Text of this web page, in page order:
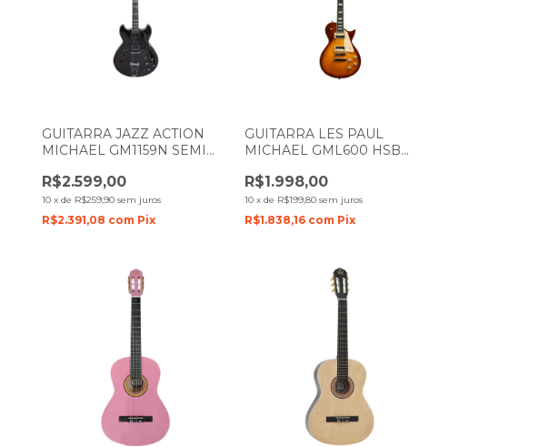
GUITARRA JAZZ ACTION
MICHAEL GM1159N SEMI
METALICO
R$2.599,00
10 xde R$259,90 sem juros
R$2.391,08 com Pix
GUITARRA LES PAUL
MICHAEL GML600 HSB
R$1.998,00
10 x de R$199,80 sem juros
R$1.838,16 com Pix